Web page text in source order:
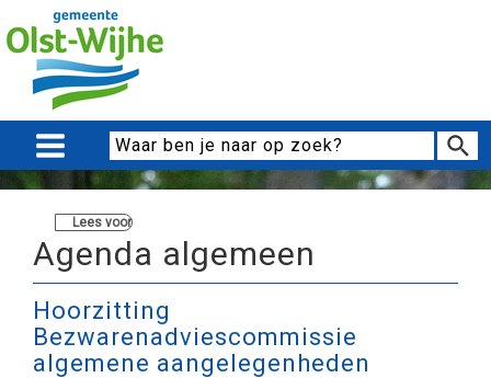
Lees voor
Agenda algemeen
Hoorzitting
Bezwarenadviescommissie
algemene aangelegenheden